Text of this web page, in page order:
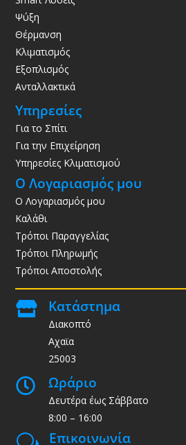
Ψύξη
Θέρμανση
Κλιματισμός
Εξοπλισμός
Ανταλλακτικά
Υπηρεσίες
Για το Σπίτι
Για την Επιχείρηση
Υπηρεσίες Κλιματισμού
Ο Λογαριασμός μου
Ο Λογαριασμός μου
Καλάθι
Τρόποι Παραγγελίας
Τρόποι Πληρωμής
Τρόποι Αποστολής
 Κατάστημα
Διακοπτό
Αχαϊα
25003
 Ωράριο
Δευτέρα έως Σάββατο
8:00 – 16:00
Επικοινωνία